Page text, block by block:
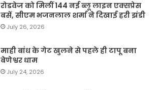
रोडवेज को मिलीं 144 नई ब्लू लाइन एक्सप्रेस
बसें, सीएम भजनलाल शर्मा ने दिखाई हरी झंडी
July 26, 2026
माही बांध के गेट खुलने से पहले ही टापू बना
बेणेश्वर धाम
July 24, 2026